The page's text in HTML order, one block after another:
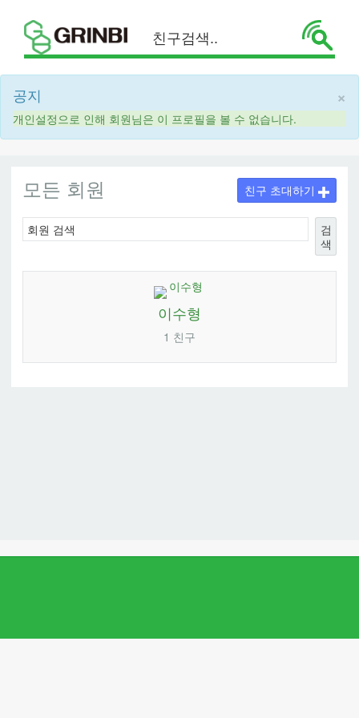
×
공지
개인설정으로 인해 회원님은 이 프로필을 볼 수 없습니다.
모든 회원
검
색
친구 초대하기
이수형
1 친구